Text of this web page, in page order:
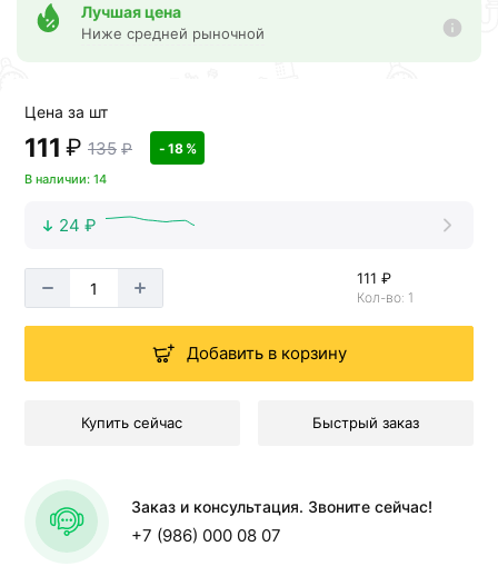
Лучшая цена
Ниже средней рыночной
Цена за шт
111 ₽ 135 ₽ - 18 %
В наличии: 14
24 ₽
111 ₽
Кол-во: 1
Добавить в корзину
Купить сейчас Быстрый заказ
Заказ и консультация. Звоните сейчас!
+7 (986) 000 08 07